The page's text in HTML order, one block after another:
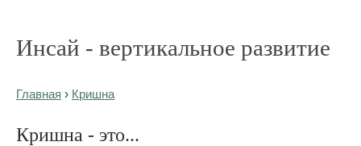
Инсай - вертикальное развитие
Главная › Кришна
Кришна - это...